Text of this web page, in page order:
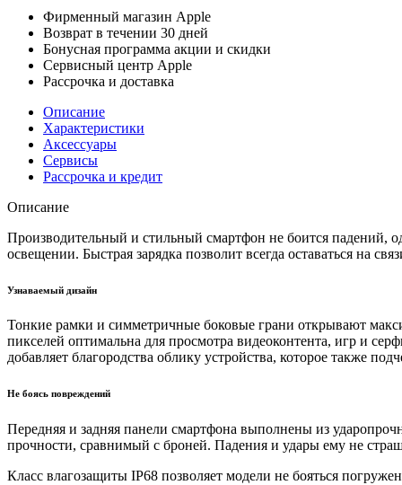
Фирменный магазин Apple
Возврат в течении 30 дней
Бонусная программа акции и скидки
Сервисный центр Apple
Рассрочка и доставка
Описание
Характеристики
Аксессуары
Сервисы
Рассрочка и кредит
Описание
Производительный и стильный смартфон не боится
освещении. Быстрая зарядка позволит всегда оставаться на
Узнаваемый дизайн
Тонкие рамки и симметричные боковые грани открывают
пикселей оптимальна для просмотра видеоконтента, игр и
добавляет благородства облику устройства, которое также
Не боясь повреждений
Передняя и задняя панели смартфона выполнены из
прочности, сравнимый с броней. Падения и удары ему не
Класс влагозащиты IP68 позволяет модели не бояться